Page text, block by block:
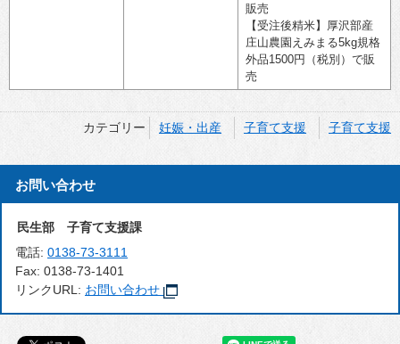
販売
【受注後精米】厚沢部産
庄山農園えみまる5kg規格
外品1500円（税別）で販
売
カテゴリー 妊娠・出産 子育て支援 子育て支援
お問い合わせ
民生部 子育て支援課
電話: 0138-73-3111
Fax: 0138-73-1401
リンクURL: お問い合わせ